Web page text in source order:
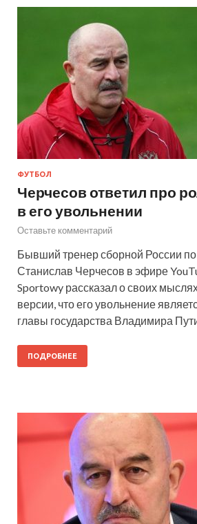
ФУТБОЛ
Черчесов ответил про
в его увольнении
Оставьте комментарий
Бывший тренер сборной России
Станислав Черчесов в эфире
Sportowy рассказал о своих
версии, что его увольнение
главы государства Владимира
ПОДРОБНЕЕ